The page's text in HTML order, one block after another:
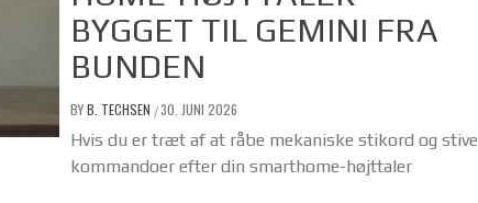
BYGGET TIL GEMINI FRA
BUNDEN
BYB. TECHSEN /30. JUNI 2026
Hvis du er træt af at råbe mekaniske stikord og stive
kommandoer efter din smarthome-højttaler